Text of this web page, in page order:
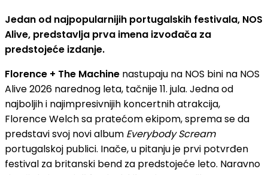
Jedan od najpopularnijih portugalskih festivala, NOS
Alive, predstavlja prva imena izvođača za
predstojeće izdanje.
Florence + The Machine nastupaju na NOS bini na NOS
Alive 2026 narednog leta, tačnije 11. jula. Jedna od
najboljih i najimpresivnijih koncertnih atrakcija,
Florence Welch sa pratećom ekipom, sprema se da
predstavi svoj novi album Everybody Scream
portugalskoj publici. Inače, u pitanju je prvi potvrđen
festival za britanski bend za predstojeće leto. Naravno